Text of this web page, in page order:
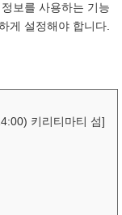
보를 사용하는 기능
게 설정해야 합니다.
키리티마티 섬]